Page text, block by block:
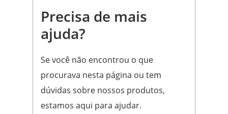
Precisa de mais
ajuda?
Se você não encontrou o que
procurava nesta página ou tem
dúvidas sobre nossos produtos,
estamos aqui para ajudar.